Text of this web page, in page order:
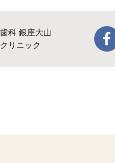
科 銀座大山
リニック